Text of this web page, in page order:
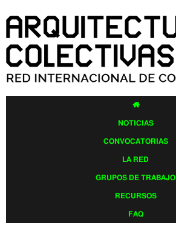
contenido
principal

NOTICIAS
CONVOCATORIAS
LA RED
GRUPOS DE TRABAJO
RECURSOS
FAQ